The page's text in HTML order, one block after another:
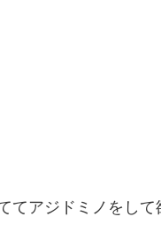
てアジドミノをし